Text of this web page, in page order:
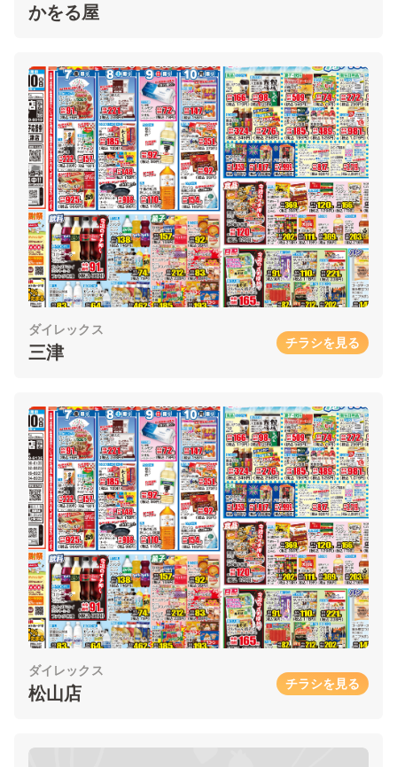
かをる屋
ダイレックス
三津 チラシを見る
ダイレックス
松山店 チラシを見る